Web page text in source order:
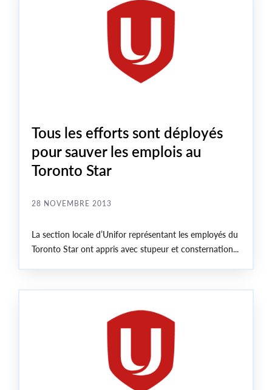
Tous les efforts sont déployés
pour sauver les emplois au
Toronto Star
28 NOVEMBRE 2013
La section locale d’Unifor représentant les employés du
Toronto Star ont appris avec stupeur et consternation...